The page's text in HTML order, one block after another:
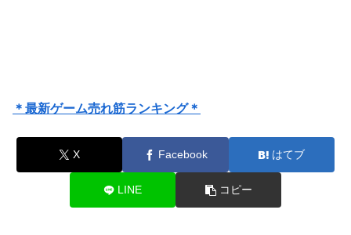
＊最新ゲーム売れ筋ランキング＊
X Facebook はてブ
LINE コピー